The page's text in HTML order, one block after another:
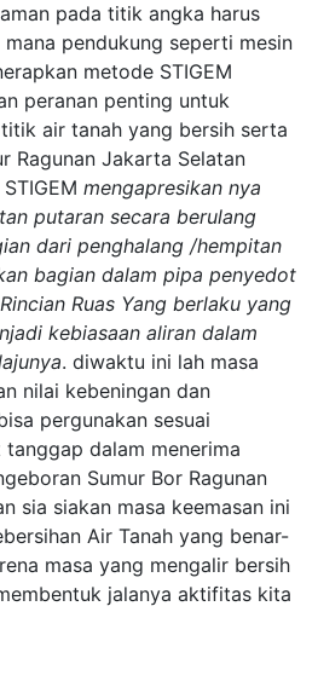
pada titik angka harus
pendukung seperti mesin
metode STIGEM
peranan penting untuk
air tanah yang bersih serta
Ragunan Jakarta Selatan
mengapresikan nya
putaran secara berulang
dari penghalang /hempitan
bagian dalam pipa penyedot
Ruas Yang berlaku yang
kebiasaan aliran dalam
. diwaktu ini lah masa
nilai kebeningan dan
pergunakan sesuai
dalam menerima
Sumur Bor Ragunan
sia siakan masa keemasan ini
Air Tanah yang benar-
masa yang mengalir bersih
jalanya aktifitas kita